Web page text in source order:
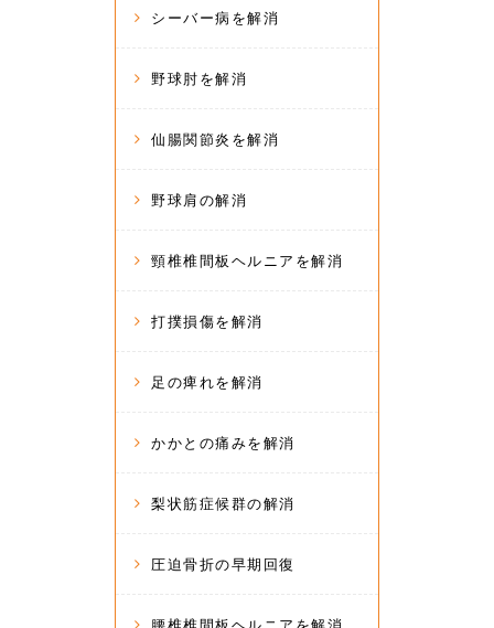
シーバー病を解消
野球肘を解消
仙腸関節炎を解消
野球肩の解消
頸椎椎間板ヘルニアを解消
打撲損傷を解消
足の痺れを解消
かかとの痛みを解消
梨状筋症候群の解消
圧迫骨折の早期回復